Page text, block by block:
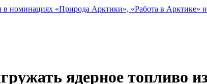
в номинациях «Природа Арктики», «Работа в
ядерное топливо